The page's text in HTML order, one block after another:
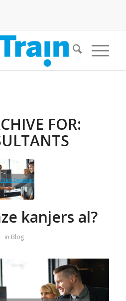
FOR:
kanjers al?
in Blog